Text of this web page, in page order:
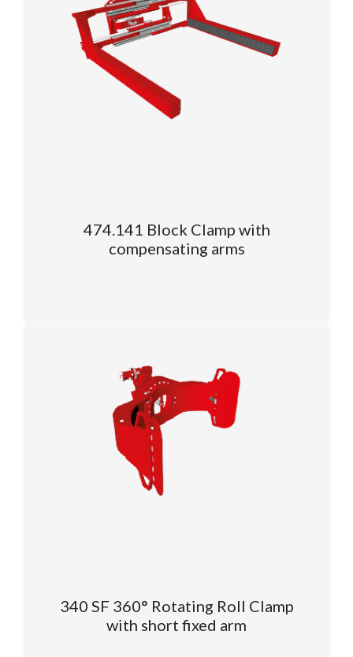
474.141 Block Clamp with
compensating arms
340 SF 360° Rotating Roll Clamp
with short fixed arm